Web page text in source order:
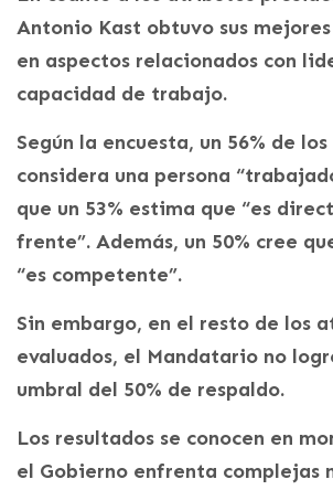
Antonio Kast obtuvo sus
en aspectos relacionados con
capacidad de trabajo.
Según la encuesta, un 56% de
considera una persona
que un 53% estima que “es
frente”. Además, un 50% cree
“es competente”.
Sin embargo, en el resto de los
evaluados, el Mandatario no
umbral del 50% de respaldo.
Los resultados se conocen en
el Gobierno enfrenta complejas